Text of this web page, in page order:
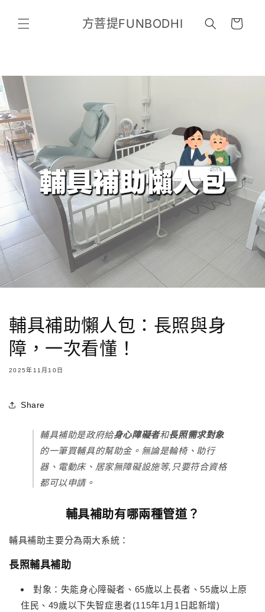
容
方菩提FUNBODHI
物
輔具補助懶人包：長照與身
障，一次看懂！
2025年11月10日
Share
輔具補助是政府給身心障礙者和長照需求對象
的一筆買輔具的幫助金。無論是輪椅、助行
器、電動床、居家無障礙設施等,只要符合資格
都可以申請。
輔具補助有哪兩種管道？
輔具補助主要分為兩大系統：
長照輔具補助
對象：失能身心障礙者、65歲以上長者、55歲以上原
住民、49歲以下失智症患者(115年1月1日起新增)